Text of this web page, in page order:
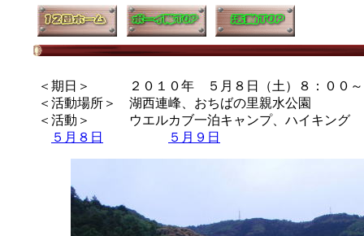
＜期日＞ ２０１０年 ５月８日（土）８：００～
＜活動場所＞ 湖西連峰、おちばの里親水公園
＜活動＞ ウエルカブ一泊キャンプ、ハイキング
５月８日
５月９日